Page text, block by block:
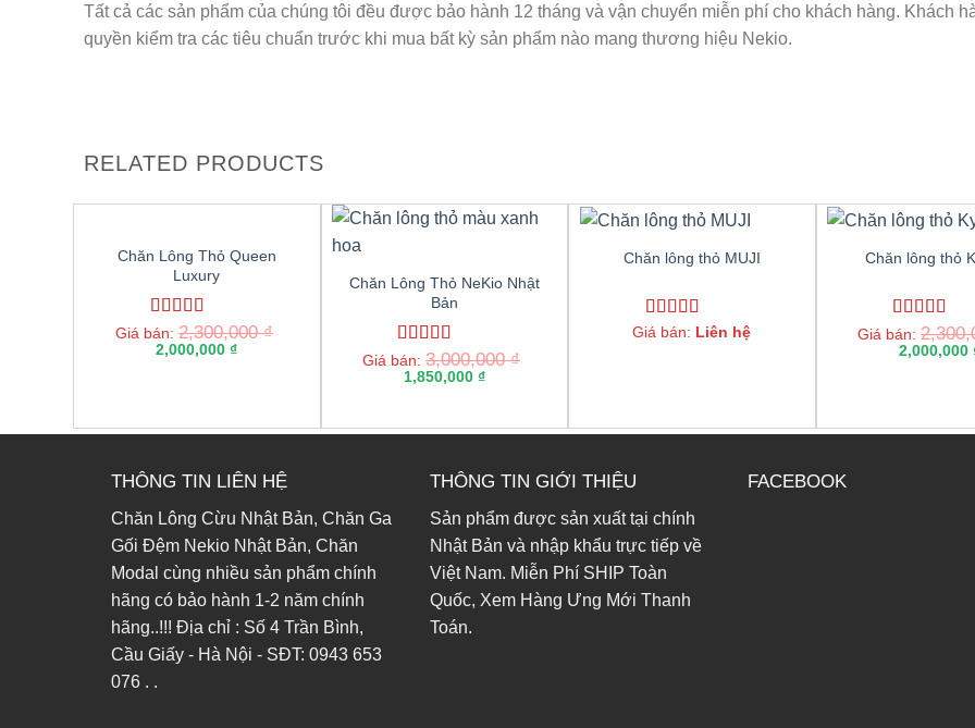
Tất cả các sản phẩm của chúng tôi đều được bảo hành 12 tháng và vận chuyển miễn phí cho khách hàng. Khách
quyền kiểm tra các tiêu chuẩn trước khi mua bất kỳ sản phẩm nào mang thương hiệu Nekio.
RELATED PRODUCTS
Chăn Lông Thỏ Queen
Luxury
Rated5.00
out of 5
Giá bán:2,300,000₫
2,000,000₫
Chăn Lông Thỏ NeKio Nhật
Bản
Rated5.00
out of 5
Giá bán:3,000,000₫
1,850,000 ₫
Chăn lông thỏ MUJI
Rated5.00
Giá bán: Liên hệ
Chăn lông thỏ
Rated5.00
out of 5
Giá bán:
2,000,000
THÔNG TIN LIÊN HỆ
Chăn Lông Cừu Nhật Bản, Chăn Ga
Gối Đệm Nekio Nhật Bản, Chăn
Modal cùng nhiều sản phẩm chính
hãng có bảo hành 1-2 năm chính
hãng..!!! Địa chỉ : Số 4 Trần Bình,
Cầu Giấy - Hà Nội - SĐT: 0943 653
076 . .
THÔNG TIN GIỚI THIỆU
Sản phẩm được sản xuất tại chính
Nhật Bản và nhập khẩu trực tiếp về
Việt Nam. Miễn Phí SHIP Toàn
Quốc, Xem Hàng Ưng Mới Thanh
Toán.
FACEBOOK